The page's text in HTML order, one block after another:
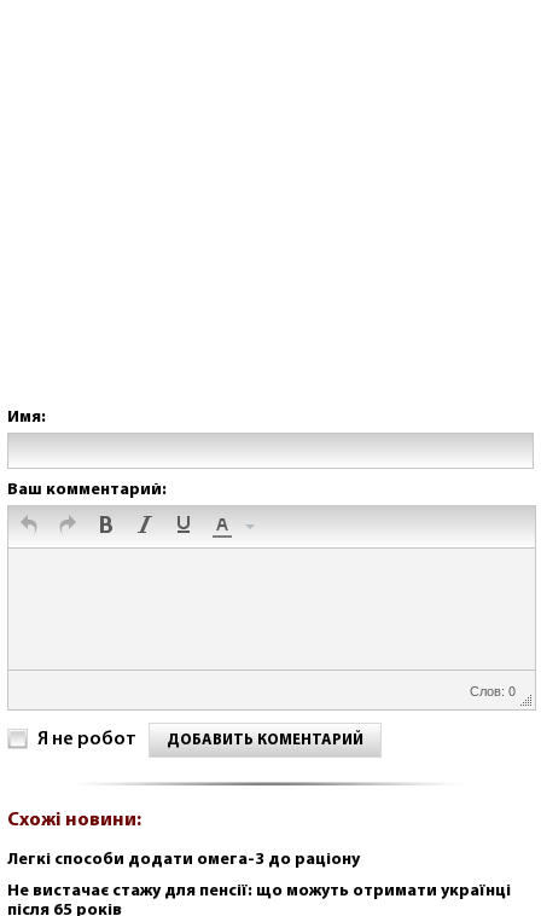
Имя:
Ваш комментарий:
Слов: 0
Я не робот ДОБАВИТЬ КОМЕНТАРИЙ
Схожі новини:
Легкі способи додати омега-3 до раціону
Не вистачає стажу для пенсії: що можуть отримати українці
після 65 років